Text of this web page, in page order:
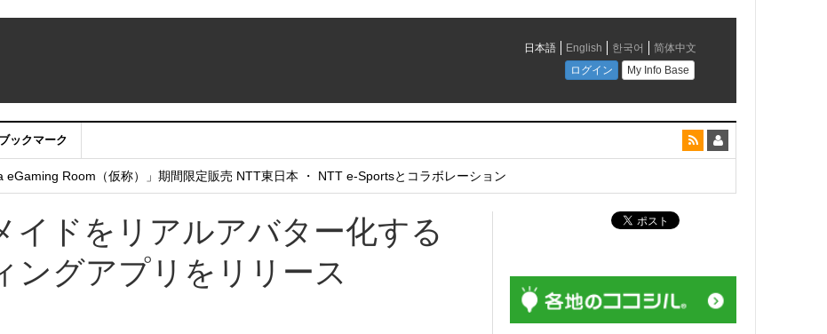
ブックマーク
：アカウントサービス移行のお知らせ
eGaming Room（仮称）」期間限定販売 NTT東日本 ・ NTT e-Sportsとコラボレーション
イドをリアルアバター化する
ングアプリをリリース